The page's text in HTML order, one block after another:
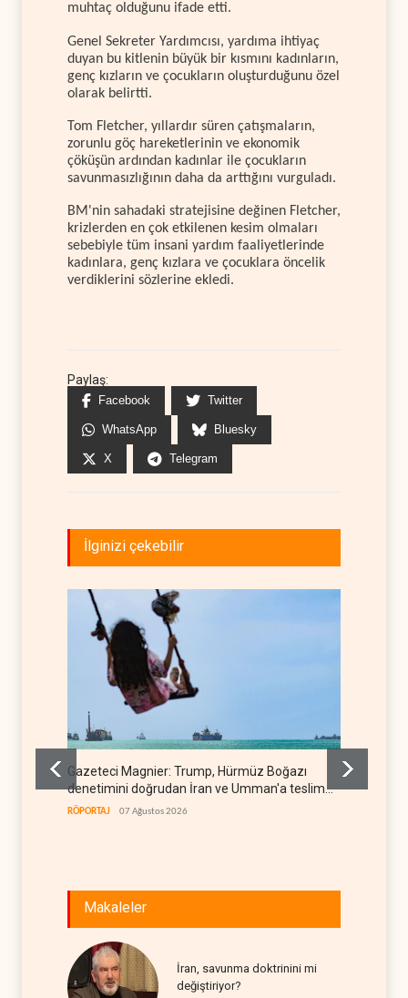
muhtaç olduğunu ifade etti.
Genel Sekreter Yardımcısı, yardıma ihtiyaç
duyan bu kitlenin büyük bir kısmını kadınların,
genç kızların ve çocukların oluşturduğunu özel
olarak belirtti.
Tom Fletcher, yıllardır süren çatışmaların,
zorunlu göç hareketlerinin ve ekonomik
çöküşün ardından kadınlar ile çocukların
savunmasızlığının daha da arttığını vurguladı.
BM'nin sahadaki stratejisine değinen Fletcher,
krizlerden en çok etkilenen kesim olmaları
sebebiyle tüm insani yardım faaliyetlerinde
kadınlara, genç kızlara ve çocuklara öncelik
verdiklerini sözlerine ekledi.
Paylaş:
Facebook Twitter
WhatsApp Bluesky
X Telegram
İlginizi çekebilir
Gazeteci Magnier: Trump, Hürmüz Boğazı
denetimini doğrudan İran ve Umman'a teslim
etti
RÖPORTAJ 07 Ağustos 2026
Makaleler
İran, savunma doktrinini mi
değiştiriyor?